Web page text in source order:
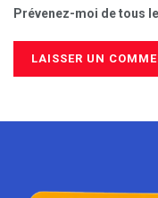
Prévenez-moi de tous